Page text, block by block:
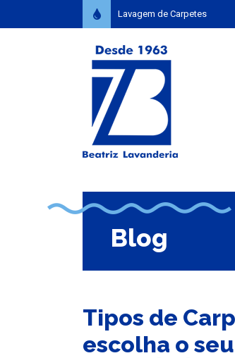
Lavagem de Carpetes
Blog
Tipos de
escolha o